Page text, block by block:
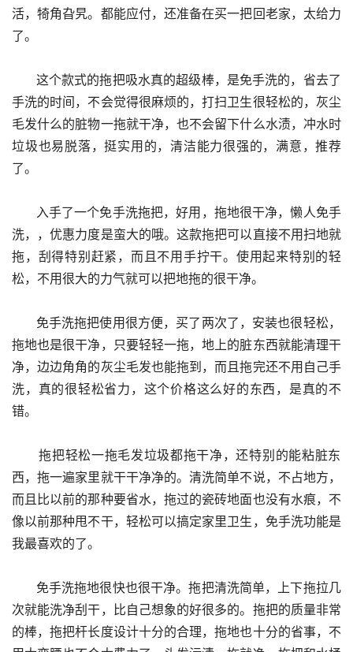
活，犄角旮旯。都能应付，还准备在买一把回老家，太给力
了。
手洗的时间，不会觉得很麻烦的，打扫卫生很轻松的，灰尘
毛发什么的脏物一拖就干净，也不会留下什么水渍，冲水时
垃圾也易脱落，挺实用的，清洁能力很强的，满意，推荐
了。
洗，，优惠力度是蛮大的哦。这款拖把可以直接不用扫地就
拖，刮得特别赶紧，而且不用手拧干。使用起来特别的轻
松，不用很大的力气就可以把地拖的很干净。
拖地也是很干净，只要轻轻一拖，地上的脏东西就能清理干
净，边边角角的灰尘毛发也能拖到，而且拖完还不用自己手
洗，真的很轻松省力，这个价格这么好的东西，是真的不
错。
      拖把轻松一拖毛发垃圾都拖干净，还特别的能粘脏东
西，拖一遍家里就干干净净的。清洗简单不说，不占地方，
而且比以前的那种要省水，拖过的瓷砖地面也没有水痕，不
像以前那种甩不干，轻松可以搞定家里卫生，免手洗功能是
我最喜欢的了。
次就能洗净刮干，比自己想象的好很多的。拖把的质量非常
的棒，拖把杆长度设计十分的合理，拖地也十分的省事，不